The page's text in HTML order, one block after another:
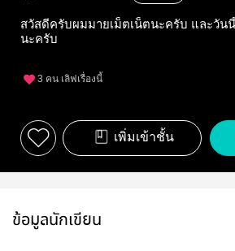
สวัสดีครับผมมายเม็ตเน็ตนะครับ และวัน
นะครับ
3 คน เลิฟเรื่องนี้
เพิ่มเข้าชั้น
ข้อมูลนักเขียน